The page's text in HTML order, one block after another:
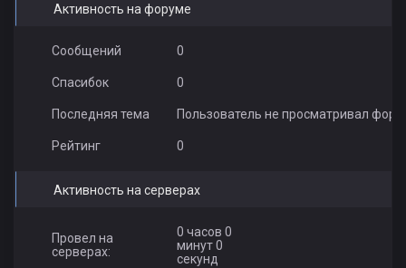
Активность на форуме
Сообщений 0
Спасибок 0
Последняя тема Пользователь не просматривал
Рейтинг 0
Активность на серверах
Провел на
серверах:
0 часов 0
минут 0
секунд